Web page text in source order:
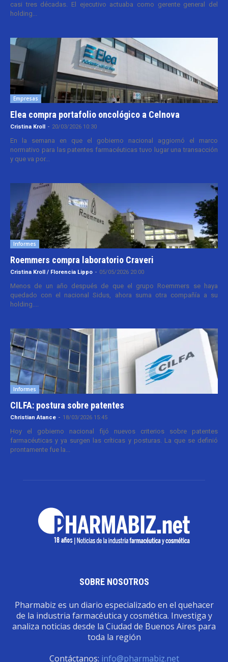
casi tres décadas. El ejecutivo actuaba como gerente general del
holding...
Empresas
Elea compra portafolio oncológico a Celnova
Cristina Kroll - 20/03/2026 10:30
En la semana en que el gobierno nacional aggiornó el marco
normativo para las patentes farmacéuticas tuvo lugar una transacción
y que va por...
Informes
Roemmers compra laboratorio Craveri
Cristina Kroll / Florencia Lippo - 05/05/2026 20:00
Menos de un año después de que el grupo Roemmers se haya
quedado con el nacional Sidus, ahora suma otra compañía a su
holding....
Informes
CILFA: postura sobre patentes
Christian Atance - 18/03/2026 15:45
Hoy el gobierno nacional fijó nuevos criterios sobre patentes
farmacéuticas y ya surgen las críticas y posturas. La que se definió
prontamente fue la...
SOBRE NOSOTROS
Pharmabiz es un diario especializado en el quehacer
de la industria farmacéutica y cosmética. Investiga y
analiza noticias desde la Ciudad de Buenos Aires para
toda la región
Contáctanos: info@pharmabiz.net